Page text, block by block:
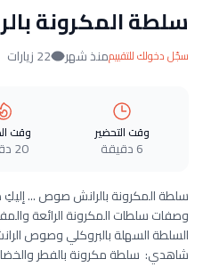
سلطة المكرونة
سجّل دخولك للتقييممنذ شهر 22 زيارات
وقت التحضير
6 دقيقة
وقت
20 دقيقة
سلطة المكرونة بالرانش صوص ...
وصفات سلطات المكرونة الرائعة
السلطة السهلة بالبروكلي وصوص
شاهدي: سلطة مكرونة بالفطر والخضار